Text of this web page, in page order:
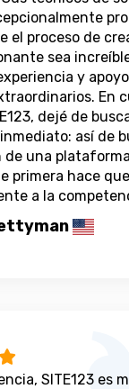
el proceso de
sea
y
En
dejé de
así de
de una
primera hace
a la
SITE123 es